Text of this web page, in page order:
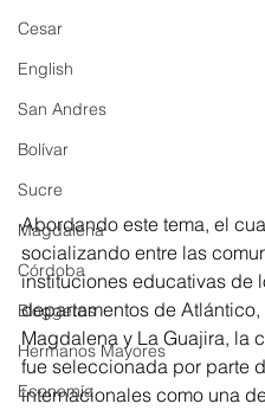
Cesar
English
San Andres
Bolívar
Sucre
Magdalena
Córdoba
Bloggeros
Hermanos Mayores
Economía
Abordando este tema, el
socializando entre las
instituciones educativas de
departamentos de Atlántico,
Magdalena y La Guajira, la
fue seleccionada por parte
internacionales como una